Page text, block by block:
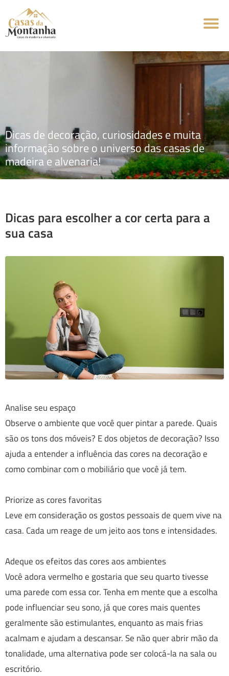
Dicas de decoração, curiosidades e muita
informação sobre o universo das casas de
madeira e alvenaria!
Dicas para escolher a cor certa para a
sua casa
Analise seu espaço
Observe o ambiente que você quer pintar a parede. Quais
são os tons dos móveis? E dos objetos de decoração? Isso
ajuda a entender a influência das cores na decoração e
como combinar com o mobiliário que você já tem.
Priorize as cores favoritas
Leve em consideração os gostos pessoais de quem vive na
casa. Cada um reage de um jeito aos tons e intensidades.
Adeque os efeitos das cores aos ambientes
Você adora vermelho e gostaria que seu quarto tivesse
uma parede com essa cor. Tenha em mente que a escolha
pode influenciar seu sono, já que cores mais quentes
geralmente são estimulantes, enquanto as mais frias
acalmam e ajudam a descansar. Se não quer abrir mão da
tonalidade, uma alternativa pode ser colocá-la na sala ou
escritório.